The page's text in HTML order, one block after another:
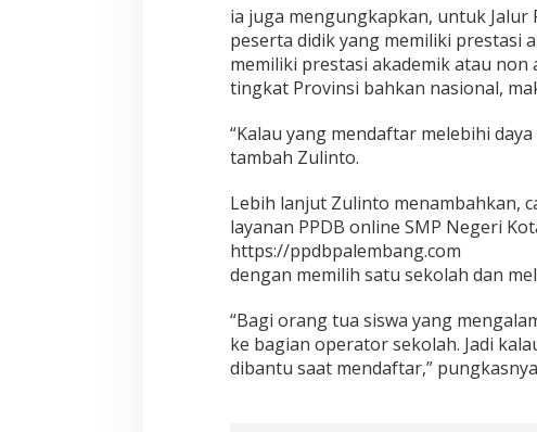
ia juga mengungkapkan, untuk Jalur
peserta didik yang memiliki prestasi
memiliki prestasi akademik atau
tingkat Provinsi bahkan nasional,
“Kalau yang mendaftar melebihi
tambah Zulinto.
Lebih lanjut Zulinto menambahkan,
layanan PPDB online SMP Negeri
https://ppdbpalembang.com
dengan memilih satu sekolah dan
“Bagi orang tua siswa yang
ke bagian operator sekolah. Jadi
dibantu saat mendaftar,”